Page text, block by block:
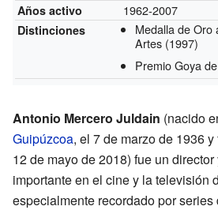
Años activo 1962-2007
Distinciones
Medalla de Oro
Artes (1997)
Premio Goya
Antonio Mercero Juldain (nacido
Guipúzcoa, el 7 de marzo de 1936
12 de mayo de 2018) fue un
importante en el cine y la televisión
especialmente recordado por